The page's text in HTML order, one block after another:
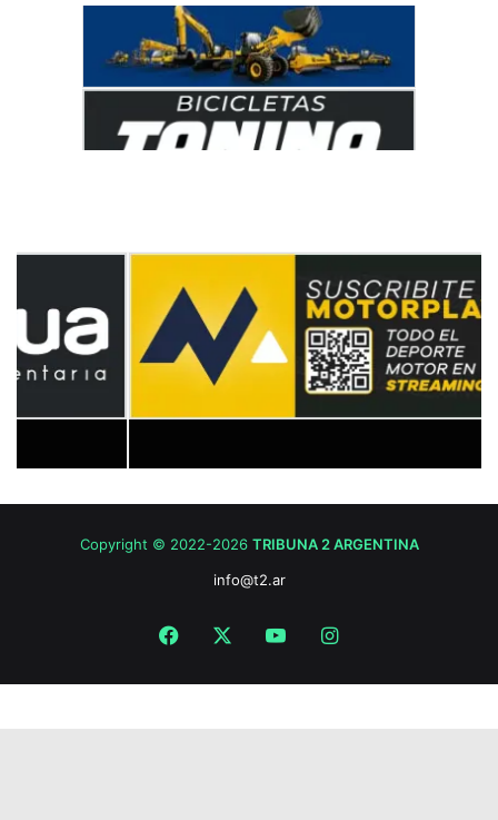
Copyright © 2022-2026 TRIBUNA 2 ARGENTINA
info@t2.ar
Facebook YouTubeInstagram